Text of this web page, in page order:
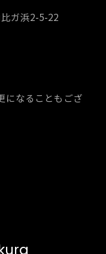
ガ浜2-5-22
になることもござ